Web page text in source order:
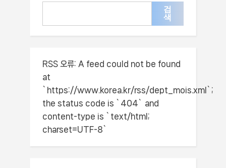
검
색
RSS 오류: A feed could not be found
at
`https://www.korea.kr/rss/dept_mois.xml`;
the status code is `404` and
content-type is `text/html;
charset=UTF-8`